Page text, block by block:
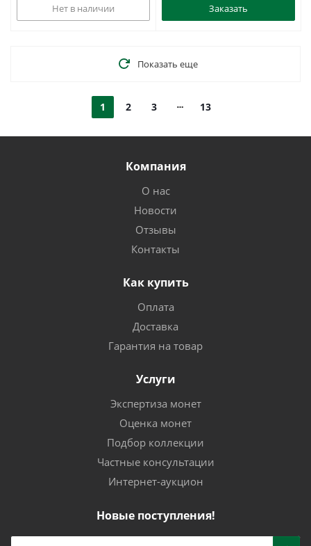
Нет в наличии Заказать
Показать еще
1 2 3 13
Компания
О нас
Новости
Отзывы
Контакты
Как купить
Оплата
Доставка
Гарантия на товар
Услуги
Экспертиза монет
Оценка монет
Подбор коллекции
Частные консультации
Интернет-аукцион
Новые поступления!